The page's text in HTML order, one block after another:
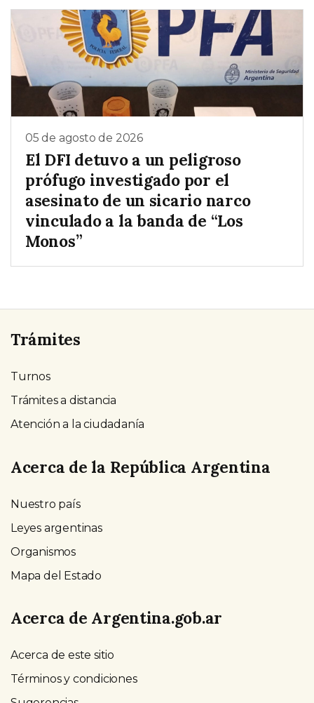
05 de agosto de 2026
El DFI detuvo a un peligroso
prófugo investigado por el
asesinato de un sicario narco
vinculado a la banda de “Los
Monos”
Trámites
Turnos
Trámites a distancia
Atención a la ciudadanía
Acerca de la República Argentina
Nuestro país
Leyes argentinas
Organismos
Mapa del Estado
Acerca de Argentina.gob.ar
Acerca de este sitio
Términos y condiciones